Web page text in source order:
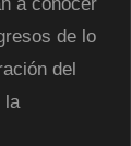
de lo
del
la